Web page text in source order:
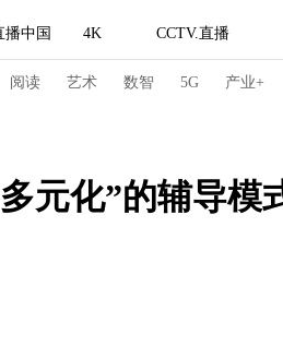
播中国 4K CCTV.直播
阅读 艺术 数智 5G 产业+
元化”的辅导